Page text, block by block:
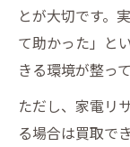
とが大切です。
て助かった」と
きる環境が整っ
ただし、家電リ
る場合は買取で